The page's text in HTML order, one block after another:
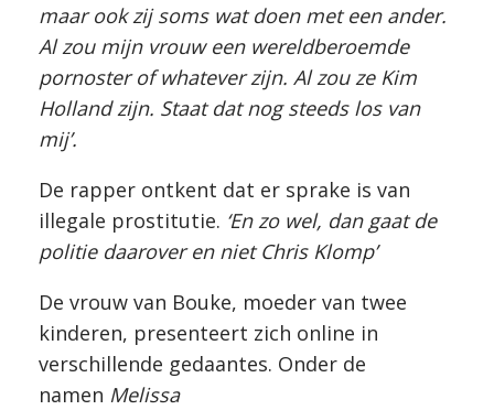
maar ook zij soms wat doen met een ander.
Al zou mijn vrouw een wereldberoemde
pornoster of whatever zijn. Al zou ze Kim
Holland zijn. Staat dat nog steeds los van
mij’.
De rapper ontkent dat er sprake is van
illegale prostitutie. ‘En zo wel, dan gaat de
politie daarover en niet Chris Klomp’
De vrouw van Bouke, moeder van twee
kinderen, presenteert zich online in
verschillende gedaantes. Onder de
namen Melissa